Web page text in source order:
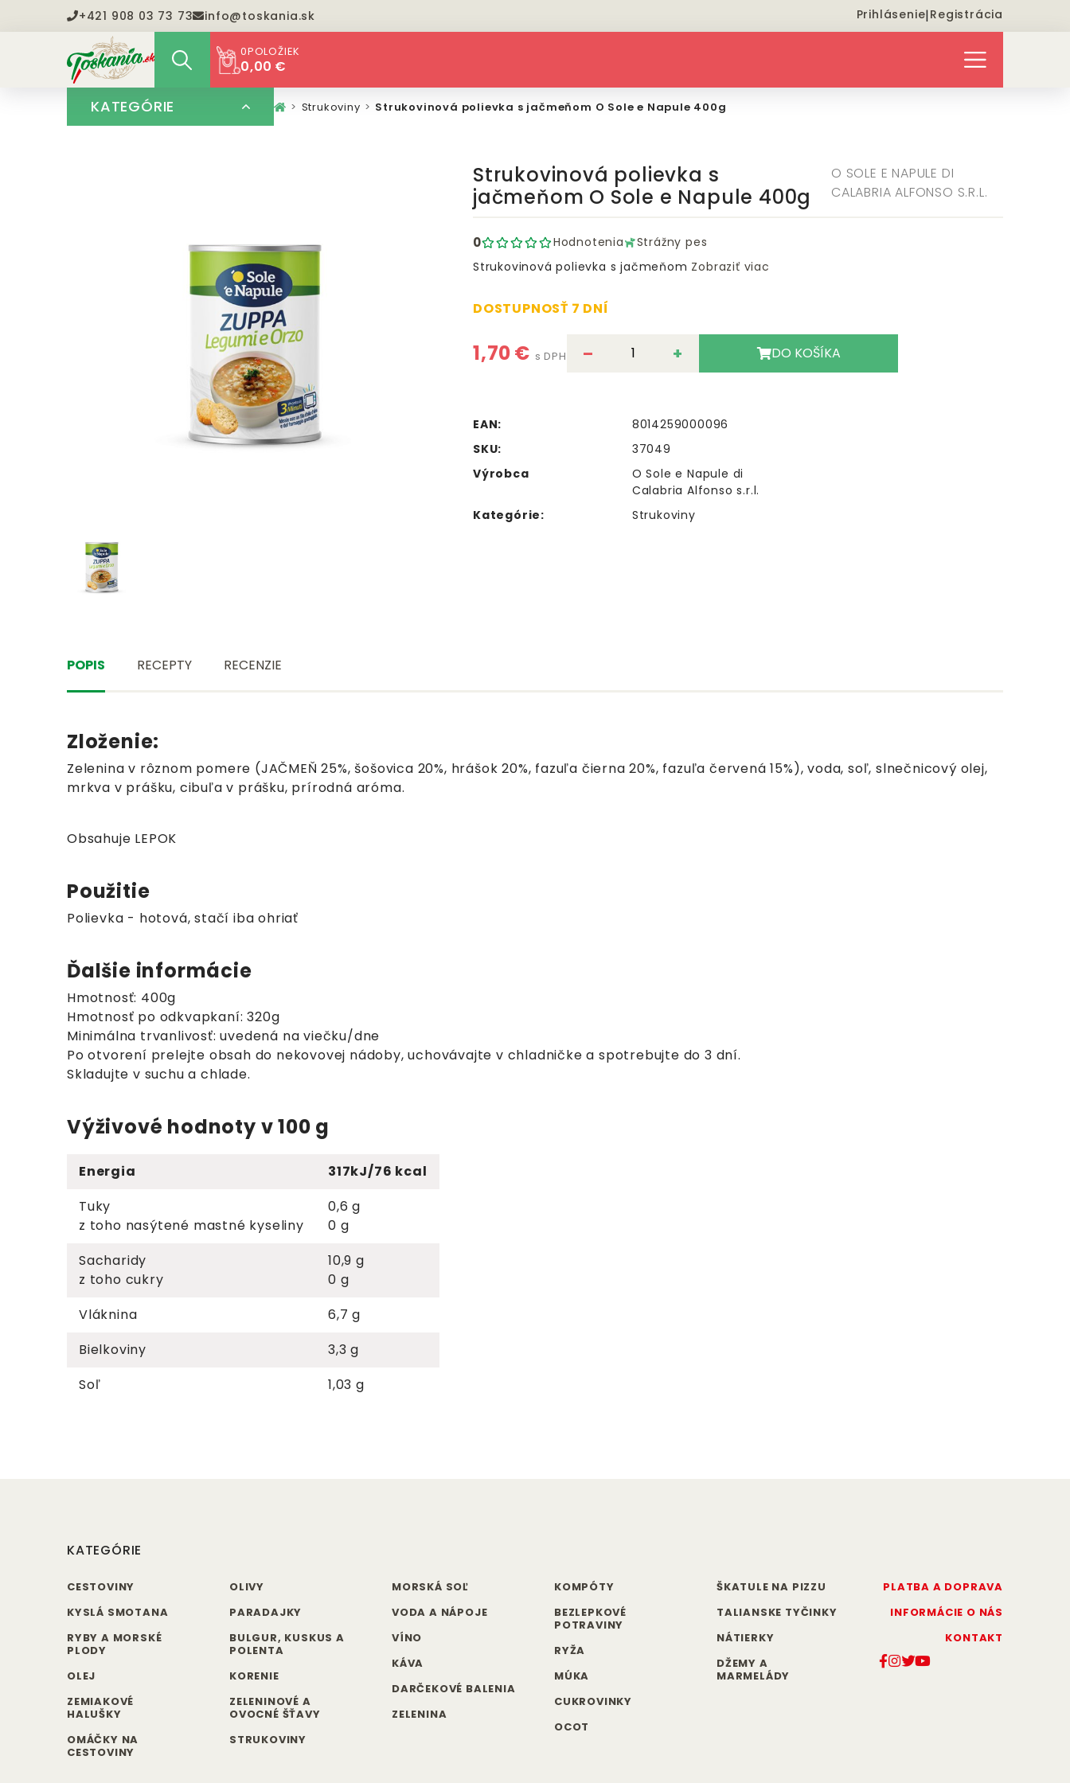
+421 908 03 73 73 info@toskania.sk Prihlásenie|Registrácia
0POLOŽIEK
0,00 €
KATEGÓRIE Strukoviny Strukovinová polievka s jačmeňom O Sole e Napule 400g
Strukovinová polievka s
jačmeňom O Sole e Napule 400g
O SOLE E NAPULE DI
CALABRIA ALFONSO S.R.L.
0 Hodnotenia
Strážny pes
Strukovinová polievka s jačmeňom Zobraziť viac
DOSTUPNOSŤ 7 DNÍ
1,70 € s DPH – + DO KOŠÍKA
EAN:
8014259000096
SKU:
37049
Výrobca
O Sole e Napule di
Calabria Alfonso s.r.l.
Kategórie:
Strukoviny
POPIS RECEPTY RECENZIE
Zloženie:
Zelenina v rôznom pomere (JAČMEŇ 25%, šošovica 20%, hrášok 20%, fazuľa čierna 20%, fazuľa červená 15%), voda, soľ, slnečnicový olej,
mrkva v prášku, cibuľa v prášku, prírodná aróma.
Obsahuje LEPOK
Použitie
Polievka - hotová, stačí iba ohriať
Ďalšie informácie
Hmotnosť: 400g
Hmotnosť po odkvapkaní: 320g
Minimálna trvanlivosť: uvedená na viečku/dne
Po otvorení prelejte obsah do nekovovej nádoby, uchovávajte v chladničke a spotrebujte do 3 dní.
Skladujte v suchu a chlade.
Výživové hodnoty v 100 g
Energia
317kJ/76 kcal
Tuky
z toho nasýtené mastné kyseliny
0,6 g
0 g
Sacharidy
z toho cukry
10,9 g
0 g
Vláknina
6,7 g
Bielkoviny
3,3 g
Soľ
1,03 g
KATEGÓRIE
CESTOVINY
KYSLÁ SMOTANA
RYBY A MORSKÉ
PLODY
OLEJ
ZEMIAKOVÉ
HALUŠKY
OMÁČKY NA
CESTOVINY
OLIVY
PARADAJKY
BULGUR, KUSKUS A
POLENTA
KORENIE
ZELENINOVÉ A
OVOCNÉ ŠŤAVY
STRUKOVINY
MORSKÁ SOĽ
VODA A NÁPOJE
VÍNO
KÁVA
DARČEKOVÉ BALENIA
ZELENINA
KOMPÓTY
BEZLEPKOVÉ
POTRAVINY
RYŽA
MÚKA
CUKROVINKY
OCOT
ŠKATULE NA PIZZU
TALIANSKE TYČINKY
NÁTIERKY
DŽEMY A
MARMELÁDY
PLATBA A DOPRAVA
INFORMÁCIE O NÁS
KONTAKT